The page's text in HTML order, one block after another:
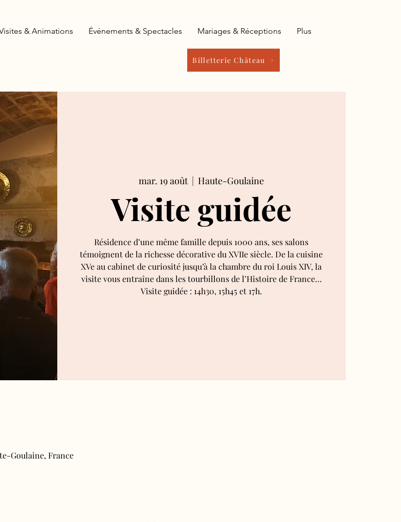
Billetterie Château
& Animations Événements & Spectacles Mariages & Réceptions Plus
mar. 19 août
  |
Haute-Goulaine
Visite guidée
Résidence d’une même famille depuis 1000 ans, ses salons
témoignent de la richesse décorative du XVIIe siècle. De la cuisine
XVe au cabinet de curiosité jusqu’à la chambre du roi Louis XIV, la
visite vous entraîne dans les tourbillons de l’Histoire de France…
Visite guidée : 14h30, 15h45 et 17h.
Goulaine, France